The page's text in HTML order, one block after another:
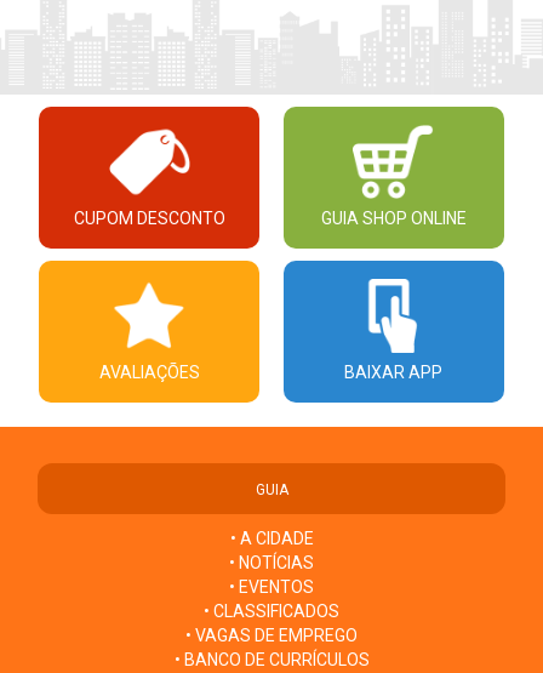
CUPOM DESCONTO GUIA SHOP ONLINE
AVALIAÇÕES BAIXAR APP
GUIA
• A CIDADE
• NOTÍCIAS
• EVENTOS
• CLASSIFICADOS
• VAGAS DE EMPREGO
• BANCO DE CURRÍCULOS